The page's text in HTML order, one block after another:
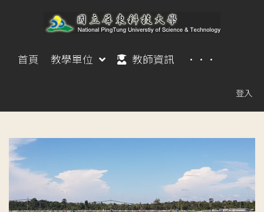
首頁 教學單位 教師資訊 ···
登入